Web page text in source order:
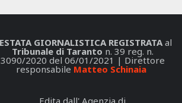
GIORNALISTICA REGISTRATAal
Tribunale di Taranto n. 39 reg. n.
3090/2020 del 06/01/2021 | Direttore
responsabile Matteo Schinaia